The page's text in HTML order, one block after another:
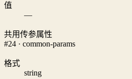
值
—
共用传参属性
#24 · common-params
格式
string